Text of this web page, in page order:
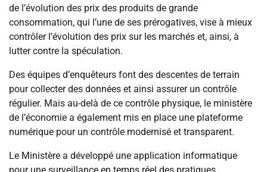
de l’évolution des prix des produits de grande
consommation, qui l’une de ses prérogatives, vise à mieux
contrôler l’évolution des prix sur les marchés et, ainsi, à
lutter contre la spéculation.
Des équipes d’enquêteurs font des descentes de terrain
pour collecter des données et ainsi assurer un contrôle
régulier. Mais au-delà de ce contrôle physique, le ministère
de l’économie a également mis en place une plateforme
numérique pour un contrôle modernisé et transparent.
Le Ministère a développé une application informatique